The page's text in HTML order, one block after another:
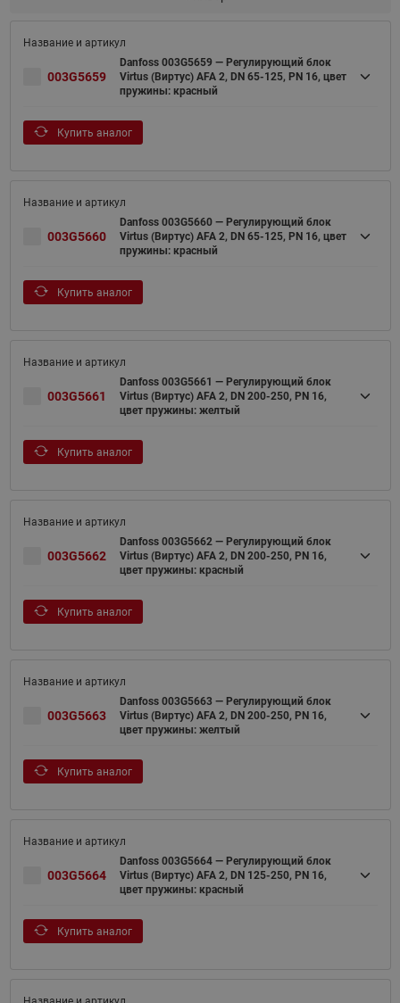
003G5659
Danfoss 003G5659 — Регулирующий блок
Virtus (Виртус) AFA 2, DN 65-125, PN 16, цвет
пружины: красный
Купить аналог
003G5660
Danfoss 003G5660 — Регулирующий блок
Virtus (Виртус) AFA 2, DN 65-125, PN 16, цвет
пружины: красный
Купить аналог
003G5661
Danfoss 003G5661 — Регулирующий блок
Virtus (Виртус) AFA 2, DN 200-250, PN 16,
цвет пружины: желтый
Купить аналог
003G5662
Danfoss 003G5662 — Регулирующий блок
Virtus (Виртус) AFA 2, DN 200-250, PN 16,
цвет пружины: красный
Купить аналог
003G5663
Danfoss 003G5663 — Регулирующий блок
Virtus (Виртус) AFA 2, DN 200-250, PN 16,
цвет пружины: желтый
Купить аналог
003G5664
Danfoss 003G5664 — Регулирующий блок
Virtus (Виртус) AFA 2, DN 125-250, PN 16,
цвет пружины: красный
Купить аналог